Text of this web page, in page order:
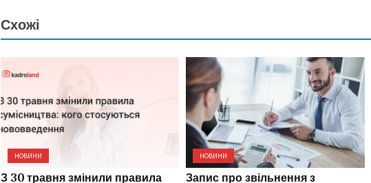
Схожі
НОВИНИ
З 30 травня змінили правила
НОВИНИ
Запис про звільнення з